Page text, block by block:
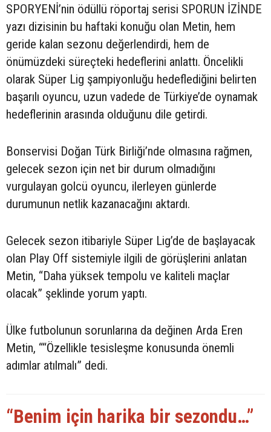
SPORYENİ’nin ödüllü röportaj serisi SPORUN İZİNDE
yazı dizisinin bu haftaki konuğu olan Metin, hem
geride kalan sezonu değerlendirdi, hem de
önümüzdeki süreçteki hedeflerini anlattı. Öncelikli
olarak Süper Lig şampiyonluğu hedeflediğini belirten
başarılı oyuncu, uzun vadede de Türkiye’de oynamak
hedeflerinin arasında olduğunu dile getirdi.
Bonservisi Doğan Türk Birliği’nde olmasına rağmen,
gelecek sezon için net bir durum olmadığını
vurgulayan golcü oyuncu, ilerleyen günlerde
durumunun netlik kazanacağını aktardı.
Gelecek sezon itibariyle Süper Lig’de de başlayacak
olan Play Off sistemiyle ilgili de görüşlerini anlatan
Metin, “Daha yüksek tempolu ve kaliteli maçlar
olacak” şeklinde yorum yaptı.
Ülke futbolunun sorunlarına da değinen Arda Eren
Metin, ““Özellikle tesisleşme konusunda önemli
adımlar atılmalı” dedi.
“Benim için harika bir sezondu…”